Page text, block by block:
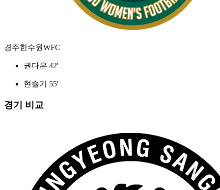
경주한수원WFC
권다은 42'
현슬기 55'
경기 비교